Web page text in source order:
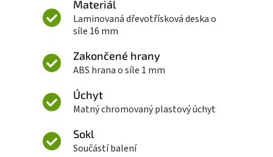
Materiál
Laminovaná dřevotřísková deska o
síle 16 mm
Zakončené hrany
ABS hrana o síle 1 mm
Úchyt
Matný chromovaný plastový úchyt
Sokl
Součástí balení